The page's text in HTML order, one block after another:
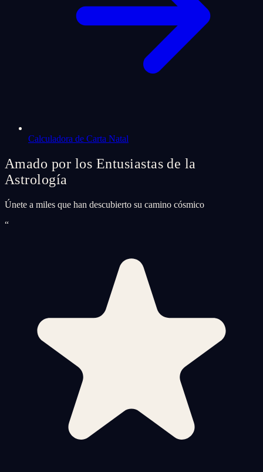
Calculadora de Carta Natal
Amado por los Entusiastas de la
Astrología
Únete a miles que han descubierto su camino cósmico
“